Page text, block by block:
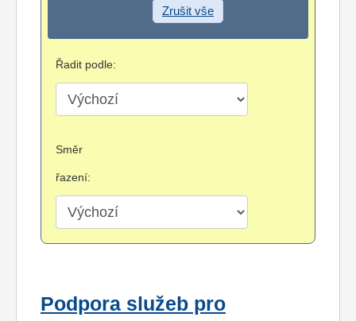
Zrušit vše
Řadit podle:
Směr
řazení:
Podpora služeb pro